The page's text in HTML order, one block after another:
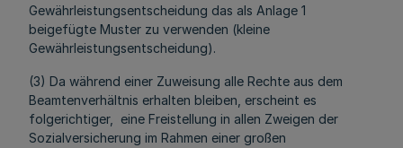
Gewährleistungsentscheidung das als Anlage 1
beigefügte Muster zu verwenden (kleine
Gewährleistungsentscheidung).
(3) Da während einer Zuweisung alle Rechte aus dem
Beamtenverhältnis erhalten bleiben, erscheint es
folgerichtiger, eine Freistellung in allen Zweigen der
Sozialversicherung im Rahmen einer großen